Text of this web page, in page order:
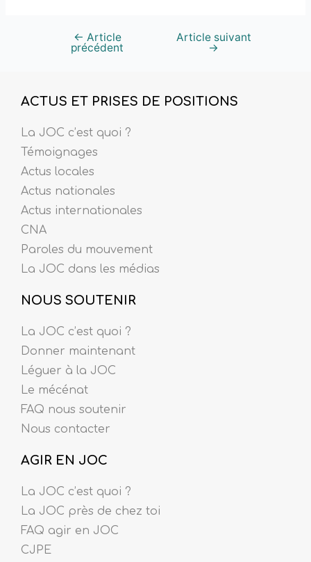
← Article
précédent
Article suivant
→
ACTUS ET PRISES DE POSITIONS
La JOC c’est quoi ?
Témoignages
Actus locales
Actus nationales
Actus internationales
CNA
Paroles du mouvement
La JOC dans les médias
NOUS SOUTENIR
La JOC c’est quoi ?
Donner maintenant
Léguer à la JOC
Le mécénat
FAQ nous soutenir
Nous contacter
AGIR EN JOC
La JOC c’est quoi ?
La JOC près de chez toi
FAQ agir en JOC
CJPE